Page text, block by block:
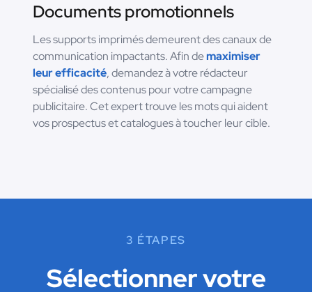
Documents promotionnels
Les supports imprimés demeurent des canaux de
communication impactants. Afin demaximiser
leur efficacité, demandez à votre rédacteur
spécialisé des contenus pour votre campagne
publicitaire. Cet expert trouve les mots qui aident
vos prospectus et catalogues à toucher leur cible.
3 ÉTAPES
Sélectionner votre